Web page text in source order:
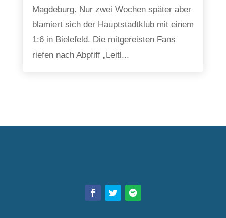
Magdeburg. Nur zwei Wochen später aber
blamiert sich der Hauptstadtklub mit einem
1:6 in Bielefeld. Die mitgereisten Fans
riefen nach Abpfiff „Leitl...